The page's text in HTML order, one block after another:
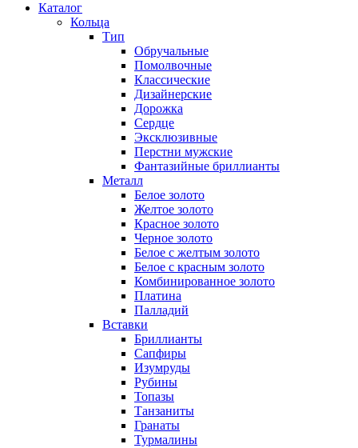
Каталог
Кольца
Тип
Обручальные
Помолвочные
Классические
Дизайнерские
Дорожка
Сердце
Эксклюзивные
Перстни мужские
Фантазийные бриллианты
Металл
Белое золото
Желтое золото
Красное золото
Черное золото
Белое с желтым золото
Белое с красным золото
Комбинированное золото
Платина
Палладий
Вставки
Бриллианты
Сапфиры
Изумруды
Рубины
Топазы
Танзаниты
Гранаты
Турмалины